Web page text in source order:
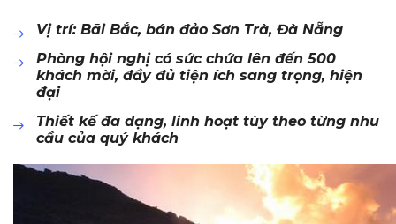
Vị trí: Bãi Bắc, bán đảo Sơn Trà, Đà Nẵng
Phòng hội nghị có sức chứa lên đến 500
khách mời, đầy đủ tiện ích sang trọng, hiện
đại
Thiết kế đa dạng, linh hoạt tùy theo từng nhu
cầu của quý khách